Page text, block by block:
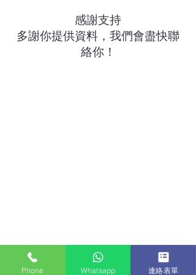
感謝支持
​多謝你提供資料，我們會盡快聯
絡你！
Phone Whatsapp 連絡表單